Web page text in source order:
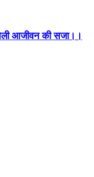
आजीवन की सजा।।